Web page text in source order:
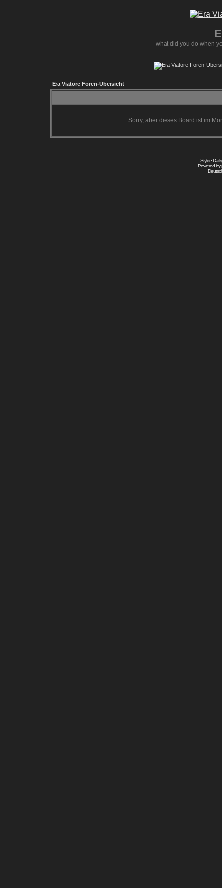
what did you do when
Era Viatore Foren-Übersicht
Sorry, aber dieses Board ist im
Stylize
Powered by